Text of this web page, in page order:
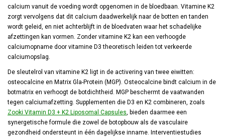
calcium vanuit de voeding wordt opgenomen in de bloedbaan. Vitamine K2
zorgt vervolgens dat dit calcium daadwerkelijk naar de botten en tanden
wordt geleid, en niet achterblijft in de bloedvaten waar het schadelijke
afzettingen kan vormen. Zonder vitamine K2 kan een verhoogde
calciumopname door vitamine D3 theoretisch leiden tot verkeerde
calciumopslag.
De sleutelrol van vitamine K2 ligt in de activering van twee eiwitten:
osteocalcine en Matrix Gla-Protein (MGP). Osteocalcine bindt calcium in de
botmatrix en verhoogt de botdichtheid. MGP beschermt de vaatwanden
tegen calciumafzetting. Supplementen die D3 en K2 combineren, zoals
Zooki Vitamin D3 + K2 Liposomal Capsules, bieden daarmee een
synergetische formule die zowel de botopbouw als de vasculaire
gezondheid ondersteunt in één dagelijkse inname. Interventiestudies